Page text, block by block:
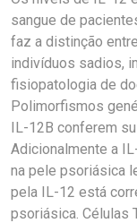
sangue de
faz a distinção
indivíduos sadios,
fisiopatologia de
Polimorfismos
IL-12B conferem
Adicionalmente a
na pele psoriásica
pela IL-12 está
psoriásica. Células